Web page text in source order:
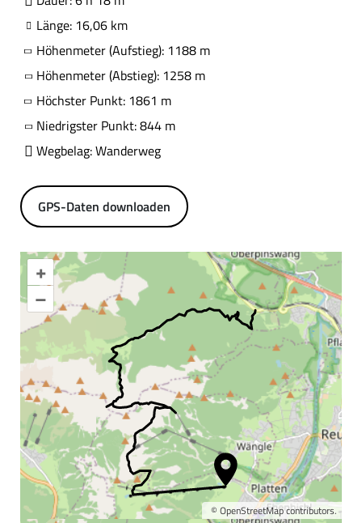
Länge: 16,06 km
Höhenmeter (Aufstieg): 1188 m
Höhenmeter (Abstieg): 1258 m
Höchster Punkt: 1861 m
Niedrigster Punkt: 844 m
Wegbelag: Wanderweg
GPS-Daten downloaden
+
–
© OpenStreetMapcontributors.